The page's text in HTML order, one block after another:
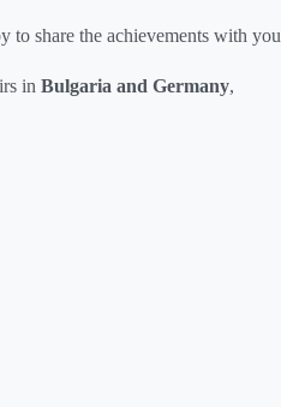
to share the achievements with you
in Bulgaria and Germany,